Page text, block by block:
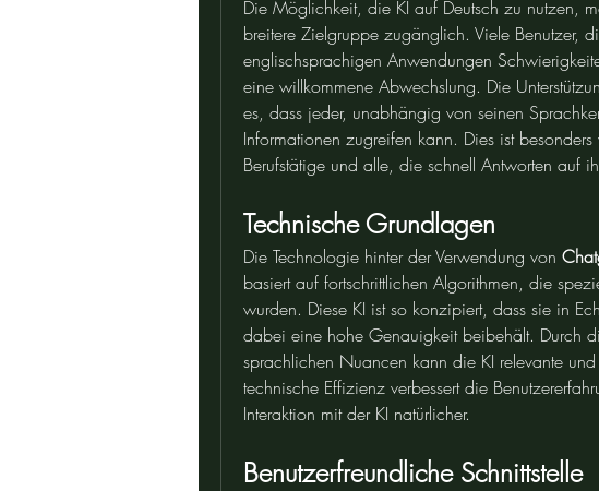
Die Möglichkeit, die KI auf Deutsch zu nutzen,
breitere Zielgruppe zugänglich. Viele Benutzer,
englischsprachigen Anwendungen
eine willkommene Abwechslung. Die
es, dass jeder, unabhängig von seinen
Informationen zugreifen kann. Dies ist
Berufstätige und alle, die schnell Antworten auf
Technische Grundlagen
Die Technologie hinter der Verwendung von
basiert auf fortschrittlichen Algorithmen, die
wurden. Diese KI ist so konzipiert, dass sie in
dabei eine hohe Genauigkeit beibehält. Durch
sprachlichen Nuancen kann die KI relevante
technische Effizienz verbessert die
Interaktion mit der KI natürlicher.
Benutzerfreundliche Schnittstelle